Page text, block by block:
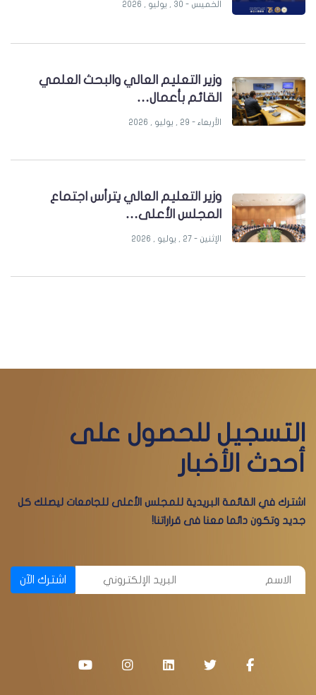
الخميس - 30 , يوليو , 2026
وزير التعليم العالي والبحث العلمي
القائم بأعمال…
الأربعاء - 29 , يوليو , 2026
وزير التعليم العالي يترأس اجتماع
المجلس الأعلى…
الإثنين - 27 , يوليو , 2026
التسجيل للحصول على
أحدث الأخبار
اشترك في القائمة البريدية للمجلس الأعلى للجامعات ليصلك كل
جديد وتكون دائما معنا فى قراراتنا!
اشترك الآن